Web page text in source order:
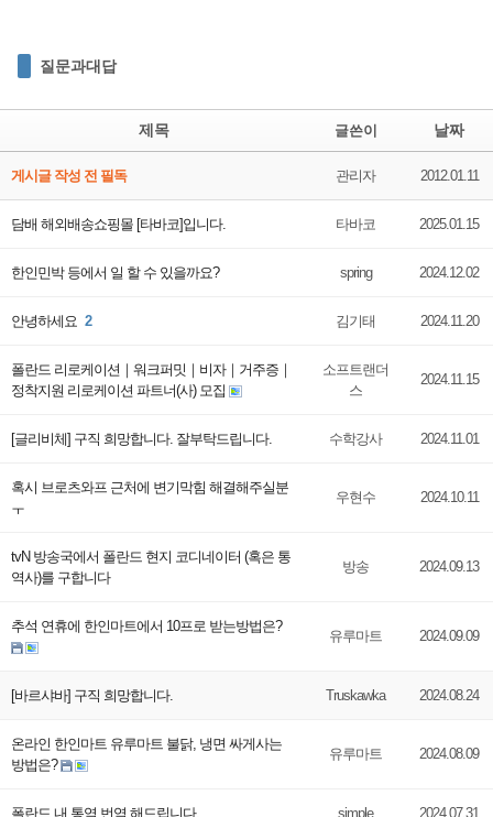
질문과대답
제목 글쓴이 날짜
게시글 작성 전 필독 관리자 2012.01.11
담배 해외배송쇼핑몰 [타바코]입니다. 타바코 2025.01.15
한인민박 등에서 일 할 수 있을까요? spring 2024.12.02
안녕하세요 2 김기태 2024.11.20
폴란드 리로케이션｜워크퍼밋｜비자｜거주증｜
정착지원 리로케이션 파트너(사) 모집
소프트랜더
스
2024.11.15
[글리비체] 구직 희망합니다. 잘부탁드립니다. 수학강사 2024.11.01
혹시 브로츠와프 근처에 변기막힘 해결해주실분
ㅜ
우현수 2024.10.11
tvN 방송국에서 폴란드 현지 코디네이터 (혹은 통
역사)를 구합니다
방송 2024.09.13
추석 연휴에 한인마트에서 10프로 받는방법은?
유루마트 2024.09.09
[바르샤바] 구직 희망합니다. Truskawka 2024.08.24
온라인 한인마트 유루마트 불닭, 냉면 싸게사는
방법은?
유루마트 2024.08.09
폴란드 내 통역 번역 해드립니다. simple 2024.07.31